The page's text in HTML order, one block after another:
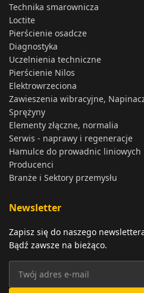
Technika smarownicza
Loctite
Pierścienie osadcze
Diagnostyka
Uczelnienia techniczne
Pierścienie Nilos
Elektrowrzeciona
Zawieszenia wibracyjne,
Sprężyny
Elementy złączne, normalia
Serwis - naprawy i regeneracje
Hamulce do prowadnic liniowych
Producenci
Branże i Sektory przemysłu
Newsletter
Zapisz się do naszego
Bądź zawsze na bieżąco.